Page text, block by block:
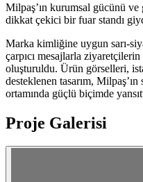
Milpaş’ın kurumsal gücünü
dikkat çekici bir fuar standı
Marka kimliğine uygun sarı-
çarpıcı mesajlarla
oluşturuldu. Ürün görselleri,
desteklenen tasarım,
ortamında güçlü biçimde
Proje Galerisi